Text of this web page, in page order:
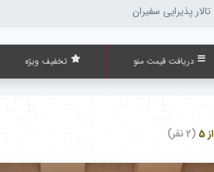
تالار پذیرایی سفیران
دریافت قیمت منو تخفیف ویژه
(2 نفر)